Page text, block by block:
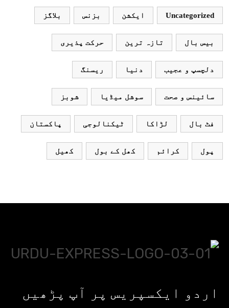
Uncategorized ایکشن بزنس بلاگز
بیس بال تازہ ترین حرکت پذیری
دلچسپ و عجیب دنیا ریسنگ
سائینس و صحت سوشل میڈیا شوبز
فٹ بال لڑاکا ٹیکنالوجی پاکستان
پول کرائم کھل کے بول کھیل
اردو ایکسپریس پر آپ پڑھیں